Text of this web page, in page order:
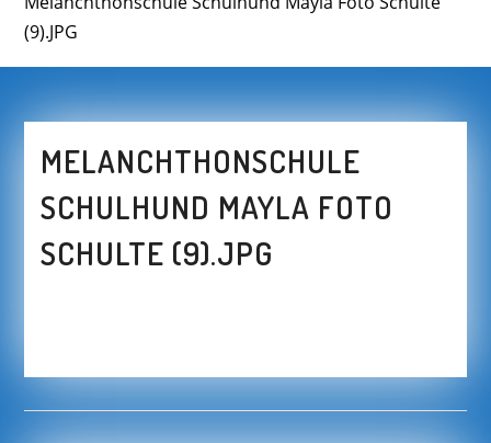
(9).JPG
MELANCHTHONSCHULE
SCHULHUND MAYLA FOTO
SCHULTE (9).JPG